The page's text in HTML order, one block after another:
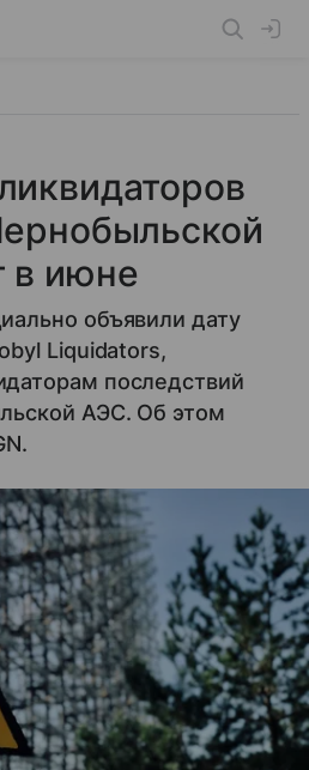
в июне
объявили дату
Liquidators,
последствий
АЭС. Об этом